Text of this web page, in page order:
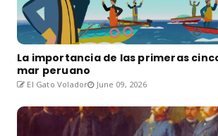
La importancia de las primeras
mar peruano
El Gato Volador June 09, 2026